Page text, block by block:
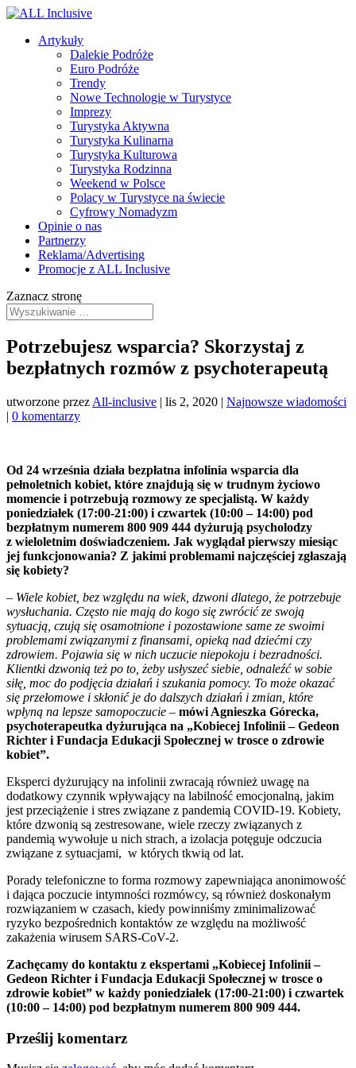
Artykuły
Dalekie Podróże
Euro Podróże
Trendy
Nowe Technologie w Turystyce
Imprezy
Turystyka Aktywna
Turystyka Kulinarna
Turystyka Kulturowa
Turystyka Rodzinna
Weekend w Polsce
Polacy w Turystyce na świecie
Cyfrowy Nomadyzm
Opinie o nas
Partnerzy
Reklama/Advertising
Promocje z ALL Inclusive
Zaznacz stronę
Potrzebujesz wsparcia? Skorzystaj z
bezpłatnych rozmów z psychoterapeutą
utworzone przez All-inclusive | lis 2, 2020 | Najnowsze wiadomości
| 0 komentarzy
Od 24 września działa bezpłatna infolinia wsparcia dla
pełnoletnich kobiet, które znajdują się w trudnym życiowo
momencie i potrzebują rozmowy ze specjalistą. W każdy
poniedziałek (17:00-21:00) i czwartek (10:00 – 14:00) pod
bezpłatnym numerem 800 909 444 dyżurują psycholodzy
z wieloletnim doświadczeniem. Jak wyglądał pierwszy miesiąc
jej funkcjonowania? Z jakimi problemami najczęściej zgłaszają
się kobiety?
– Wiele kobiet, bez względu na wiek, dzwoni dlatego, że potrzebuje
wysłuchania. Często nie mają do kogo się zwrócić ze swoją
sytuacją, czują się osamotnione i pozostawione same ze swoimi
problemami związanymi z finansami, opieką nad dziećmi czy
zdrowiem. Pojawia się w nich uczucie niepokoju i bezradności.
Klientki dzwonią też po to, żeby usłyszeć siebie, odnaleźć w sobie
siłę, moc do podjęcia działań i szukania pomocy. To może okazać
się przełomowe i skłonić je do dalszych działań i zmian, które
wpłyną na lepsze samopoczucie – mówi Agnieszka Górecka,
psychoterapeutka dyżurująca na „Kobiecej Infolinii – Gedeon
Richter i Fundacja Edukacji Społecznej w trosce o zdrowie
kobiet”.
Eksperci dyżurujący na infolinii zwracają również uwagę na
dodatkowy czynnik wpływający na labilność emocjonalną, jakim
jest przeciążenie i stres związane z pandemią COVID-19. Kobiety,
które dzwonią są zestresowane, wiele rzeczy związanych z
pandemią wywołuje u nich strach, a izolacja potęguje odczucia
związane z sytuacjami, w których tkwią od lat.
Porady telefoniczne to forma rozmowy zapewniająca anonimowość
i dająca poczucie intymności rozmówcy, są również doskonałym
rozwiązaniem w czasach, kiedy powinniśmy zminimalizować
ryzyko bezpośrednich kontaktów ze względu na możliwość
zakażenia wirusem SARS-CoV-2.
Zachęcamy do kontaktu z ekspertami „Kobiecej Infolinii –
Gedeon Richter i Fundacja Edukacji Społecznej w trosce o
zdrowie kobiet” w każdy poniedziałek (17:00-21:00) i czwartek
(10:00 – 14:00) pod bezpłatnym numerem 800 909 444.
Prześlij komentarz